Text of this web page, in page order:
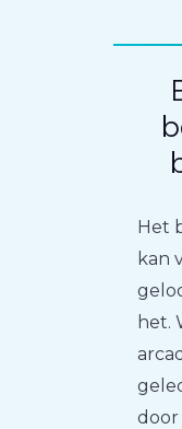
Het
kan
het.
door